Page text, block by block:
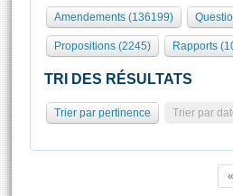
577 députés
Groupes politiques
Commissions et autres
Europe et International
Pétitions
Organisation de l'Assemblée
Présidence Conférence des
Statistiques et chiffres clés
( Constitution | Règlement de
Visite virtuelle du palais
Assister à une séance
Amendements (136199)
Propositions (2245) Rapports
TRI DES RÉSULTATS
Trier par pertinence Trier par